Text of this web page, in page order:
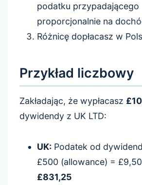
podatku przypadającego
proporcjonalnie na
Różnicę dopłacasz w
Przykład liczbowy
Zakładając, że wypłacasz
dywidendy z UK LTD:
UK: Podatek od
£500 (allowance) =
£831,25